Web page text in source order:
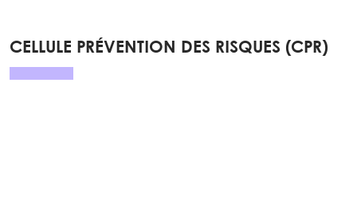
CELLULE PRÉVENTION DES RISQUES (CPR)